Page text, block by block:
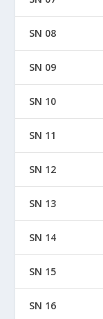
SN 08
SN 09
SN 10
SN 11
SN 12
SN 13
SN 14
SN 15
SN 16